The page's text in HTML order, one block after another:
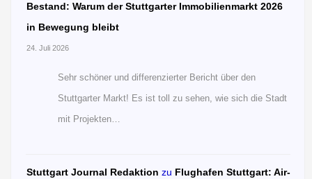
Bestand: Warum der Stuttgarter Immobilienmarkt 2026
in Bewegung bleibt
24. Juli 2026
Sehr schöner und differenzierter Bericht über den
Stuttgarter Markt! Es ist toll zu sehen, wie sich die Stadt
mit Projekten…
Stuttgart Journal Redaktion zu Flughafen Stuttgart: Air-